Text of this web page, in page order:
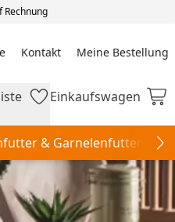
Rechnung
Kontakt Meine Bestellung
Meine Bestellung
Einkaufswagen
Einkaufswagen
& Garnelenfutter